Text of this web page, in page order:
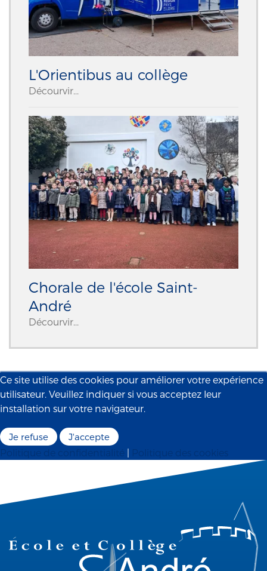
L'Orientibus au collège
Décourvir...
Chorale de l'école Saint-
André
Décourvir...
Ce site utilise des cookies pour améliorer votre expérience
utilisateur. Veuillez indiquer si vous acceptez leur
installation sur votre navigateur.
Je refuse J'accepte
Politique de confidentialité | Politique des cookies